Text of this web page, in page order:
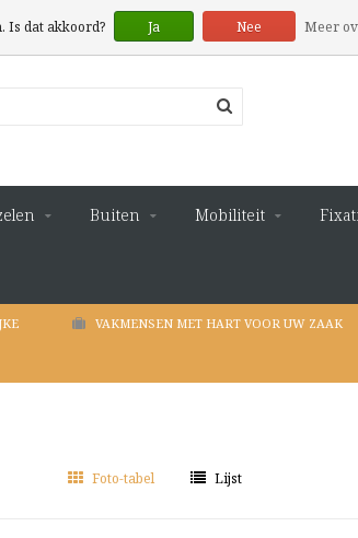
Buiten Mobiliteit
VAKMENSEN MET HART VOOR UW ZAAK
Foto-tabel Lijst
Is dat akkoord? Ja Nee Meer